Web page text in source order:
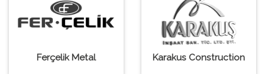
Ferçelik Metal Karakus Construction